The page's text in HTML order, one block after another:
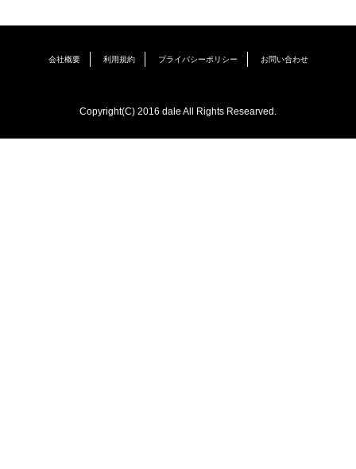
会社概要 利用規約 プライバシーポリシー お問い合わせ
Copyright(C) 2016 dale All Rights Researved.